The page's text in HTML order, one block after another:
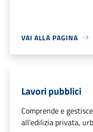
VAI ALLA PAGINA
Lavori pubblici
Comprende e
all’edilizia privata,